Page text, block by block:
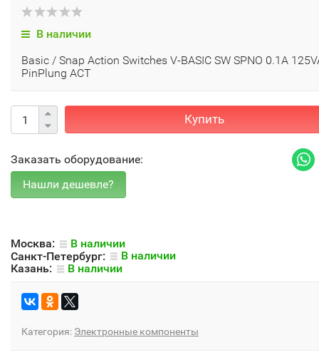
В наличии
Basic / Snap Action Switches V-BASIC SW SPNO 0.1A
PinPlung ACT
Купить
Заказать оборудование:
Москва:
В наличии
Санкт-Петербург:
В наличии
Казань:
В наличии
Категория: Электронные компоненты